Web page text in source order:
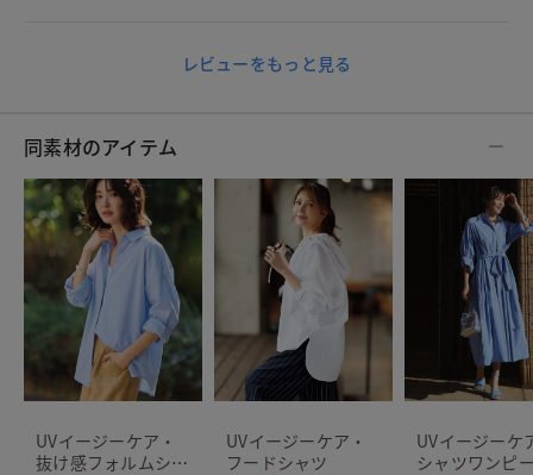
レビューをもっと見る
同素材のアイテム
UVイージーケア・
抜け感フォルムシャ
UVイージーケア・
フードシャツ
UVイージーケ
シャツワンピ